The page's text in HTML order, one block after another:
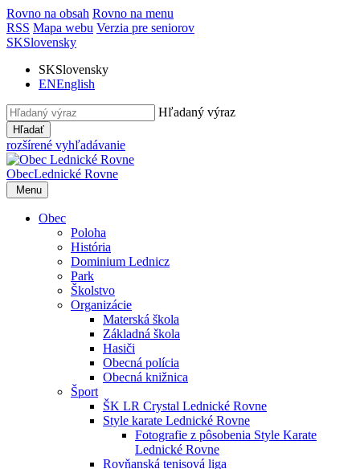
Rovno na obsah Rovno na menu
RSS Mapa webu Verzia pre seniorov
SKSlovensky
SKSlovensky
ENEnglish
Hľadaný výraz
Hľadať
rozšírené vyhľadávanie
ObecLednické Rovne
Menu
Obec
Poloha
História
Dominium Lednicz
Park
Školstvo
Organizácie
Materská škola
Základná škola
Hasiči
Obecná polícia
Obecná knižnica
Šport
ŠK LR Crystal Lednické Rovne
Style karate Lednické Rovne
Fotografie z pôsobenia Style Karate
Lednické Rovne
Rovňanská tenisová liga